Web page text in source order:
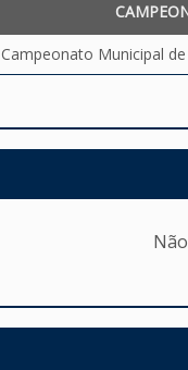
Campeonato Municipal